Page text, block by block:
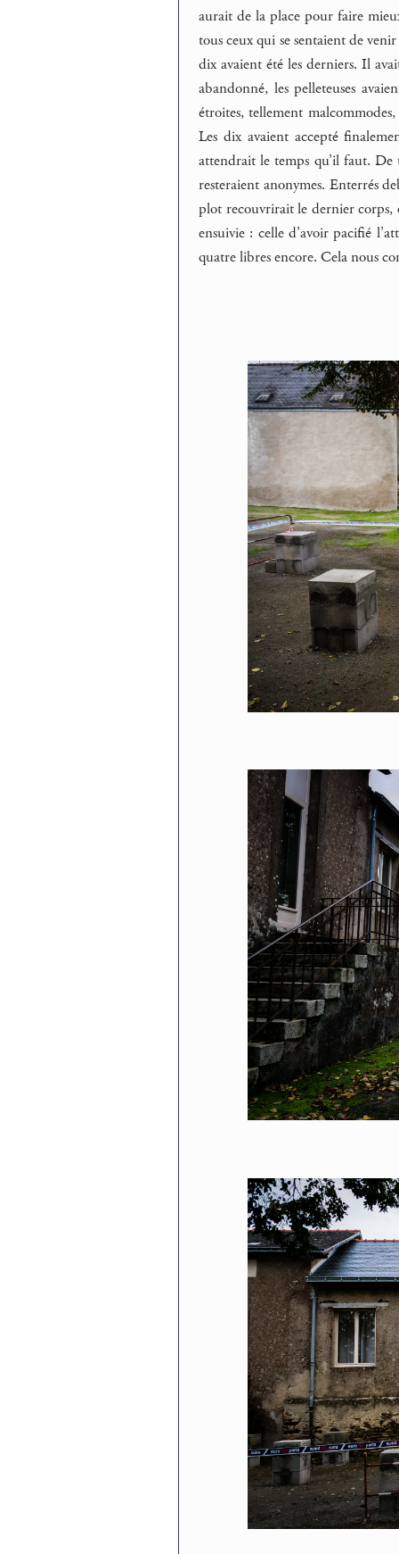
aurait de la place pour faire
tous ceux qui se sentaient de
dix avaient été les derniers. Il
abandonné, les pelleteuses
étroites, tellement
Les dix avaient accepté
attendrait le temps qu’il faut. De
resteraient anonymes. Enterrés
plot recouvrirait le dernier corps,
ensuivie : celle d’avoir pacifié
quatre libres encore. Cela nous